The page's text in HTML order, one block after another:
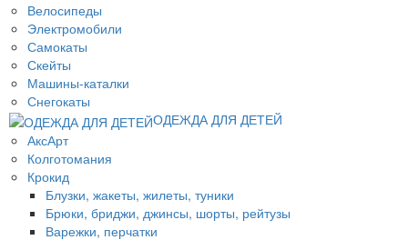
Велосипеды
Электромобили
Самокаты
Скейты
Машины-каталки
Снегокаты
ОДЕЖДА ДЛЯ ДЕТЕЙ
АксАрт
Колготомания
Крокид
Блузки, жакеты, жилеты, туники
Брюки, бриджи, джинсы, шорты, рейтузы
Варежки, перчатки